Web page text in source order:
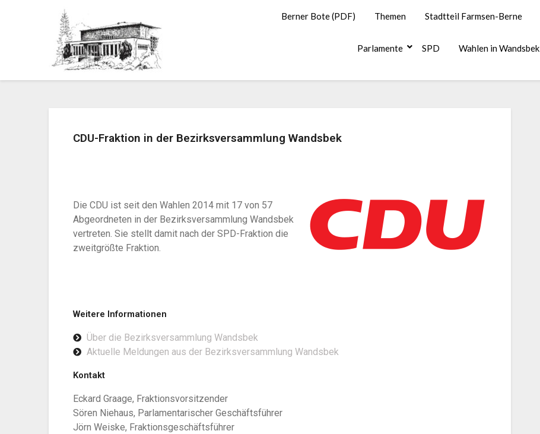
Berner Bote (PDF) Themen Stadtteil Farmsen-Berne
Parlamente SPD Wahlen in Wandsbek
CDU-Fraktion in der Bezirksversammlung Wandsbek
Die CDU ist seit den Wahlen 2014 mit 17 von 57
Abgeordneten in der Bezirksversammlung Wandsbek
vertreten. Sie stellt damit nach der SPD-Fraktion die
zweitgrößte Fraktion.
Weitere Informationen
Über die Bezirksversammlung Wandsbek
Aktuelle Meldungen aus der Bezirksversammlung Wandsbek
Kontakt
Eckard Graage, Fraktionsvorsitzender
Sören Niehaus, Parlamentarischer Geschäftsführer
Jörn Weiske, Fraktionsgeschäftsführer